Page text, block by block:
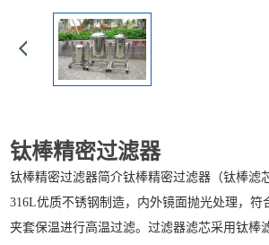
钛棒精密过滤器
钛棒精密过滤器简介钛棒精密过滤器（钛棒滤
316L优质不锈钢制造，内外镜面抛光处理，符
夹套保温进行高温过滤。过滤器滤芯采用钛棒